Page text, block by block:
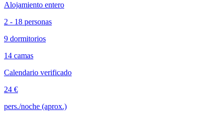
Alojamiento entero
2 - 18 personas
9 dormitorios
14 camas
Calendario verificado
24 €
pers./noche (aprox.)